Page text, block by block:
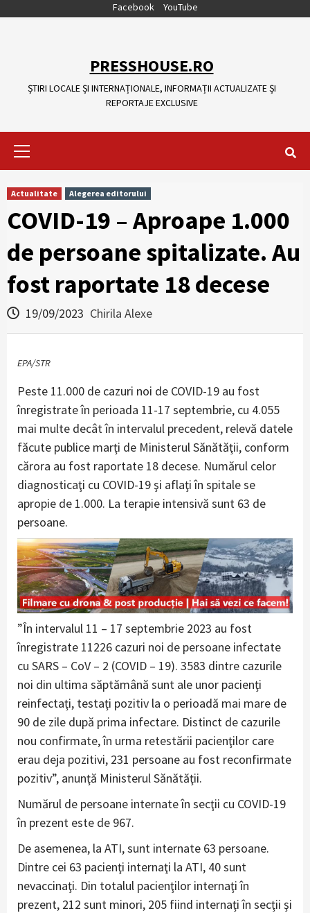
Facebook YouTube
PRESSHOUSE.RO
ȘTIRI LOCALE ȘI INTERNAȚIONALE, INFORMAȚII ACTUALIZATE ȘI
REPORTAJE EXCLUSIVE
Actualitate Alegerea editorului
COVID-19 – Aproape 1.000
de persoane spitalizate. Au
fost raportate 18 decese
19/09/2023 Chirila Alexe
EPA/STR
Peste 11.000 de cazuri noi de COVID-19 au fost
înregistrate în perioada 11-17 septembrie, cu 4.055
mai multe decât în intervalul precedent, relevă datele
făcute publice marţi de Ministerul Sănătăţii, conform
cărora au fost raportate 18 decese. Numărul celor
diagnosticaţi cu COVID-19 şi aflaţi în spitale se
apropie de 1.000. La terapie intensivă sunt 63 de
persoane.
”În intervalul 11 – 17 septembrie 2023 au fost
înregistrate 11226 cazuri noi de persoane infectate
cu SARS – CoV – 2 (COVID – 19). 3583 dintre cazurile
noi din ultima săptămână sunt ale unor pacienţi
reinfectaţi, testaţi pozitiv la o perioadă mai mare de
90 de zile după prima infectare. Distinct de cazurile
nou confirmate, în urma retestării pacienţilor care
erau deja pozitivi, 231 persoane au fost reconfirmate
pozitiv”, anunţă Ministerul Sănătăţii.
Numărul de persoane internate în secţii cu COVID-19
în prezent este de 967.
De asemenea, la ATI, sunt internate 63 persoane.
Dintre cei 63 pacienţi internaţi la ATI, 40 sunt
nevaccinaţi. Din totalul pacienţilor internaţi în
prezent, 212 sunt minori, 205 fiind internaţi în secţii şi